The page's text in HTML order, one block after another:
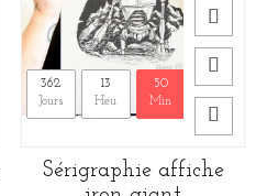
362
Jours
13
Heu
50
Min
12
Sec
Sérigraphie affiche